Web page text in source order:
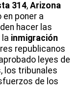
314, Arizona
poner a
hacer las
la inmigración
republicanos
leyes de
los tribunales
de los